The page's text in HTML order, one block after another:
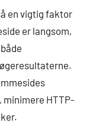
en vigtig faktor
er langsom,
HTTP-